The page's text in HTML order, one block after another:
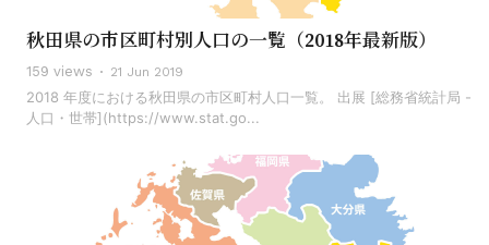
秋田県の市区町村別人口の一覧（2018年最新版）
159 views 21 Jun 2019
2018 年度における秋田県の市区町村人口一覧。 出展 [総務省統計局 -
人口・世帯](https://www.stat.go...